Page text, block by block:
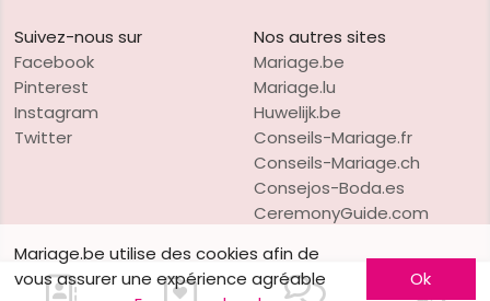
Suivez-nous sur
Facebook
Pinterest
Instagram
Twitter
Nos autres sites
Mariage.be
Mariage.lu
Huwelijk.be
Conseils-Mariage.fr
Conseils-Mariage.ch
Consejos-Boda.es
CeremonyGuide.com
Mariage.be utilise des cookies afin de
vous assurer une expérience agréable
Ok